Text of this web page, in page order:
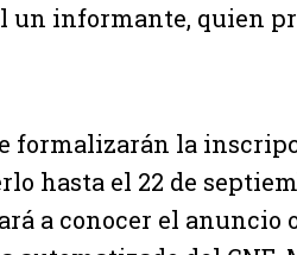
un informante, quien
formalizarán la
hasta el 22 de
a conocer el